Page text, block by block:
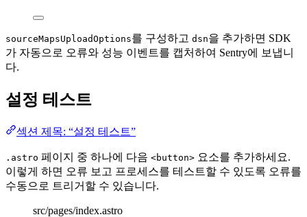
sourceMapsUploadOptions를 구성하고 dsn을 추가하면 SDK
가 자동으로 오류와 성능 이벤트를 캡처하여 Sentry에 보냅니
다.
설정 테스트
섹션 제목: “설정 테스트”
.astro 페이지 중 하나에 다음 <button> 요소를 추가하세요.
이렇게 하면 오류 보고 프로세스를 테스트할 수 있도록 오류를
수동으로 트리거할 수 있습니다.
src/pages/index.astro